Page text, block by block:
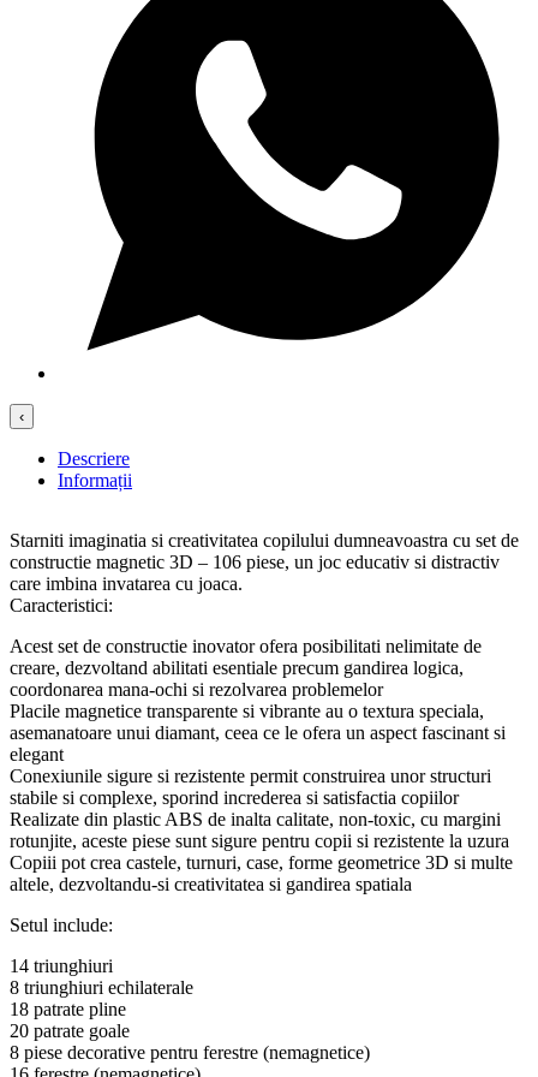
‹
Descriere
Informații
Starniti imaginatia si creativitatea copilului dumneavoastra cu set de
constructie magnetic 3D – 106 piese, un joc educativ si distractiv
care imbina invatarea cu joaca.
Caracteristici:
Acest set de constructie inovator ofera posibilitati nelimitate de
creare, dezvoltand abilitati esentiale precum gandirea logica,
coordonarea mana-ochi si rezolvarea problemelor
Placile magnetice transparente si vibrante au o textura speciala,
asemanatoare unui diamant, ceea ce le ofera un aspect fascinant si
elegant
Conexiunile sigure si rezistente permit construirea unor structuri
stabile si complexe, sporind increderea si satisfactia copiilor
Realizate din plastic ABS de inalta calitate, non-toxic, cu margini
rotunjite, aceste piese sunt sigure pentru copii si rezistente la uzura
Copiii pot crea castele, turnuri, case, forme geometrice 3D si multe
altele, dezvoltandu-si creativitatea si gandirea spatiala
Setul include:
14 triunghiuri
8 triunghiuri echilaterale
18 patrate pline
20 patrate goale
8 piese decorative pentru ferestre (nemagnetice)